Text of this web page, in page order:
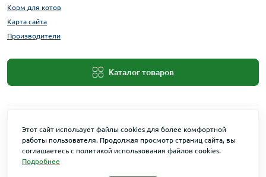
Корм для котов
Карта сайта
Производители
Каталог товаров
Этот сайт использует файлы cookies для более комфортной
работы пользователя. Продолжая просмотр страниц сайта, вы
соглашаетесь с политикой использования файлов cookies.
Подробнее